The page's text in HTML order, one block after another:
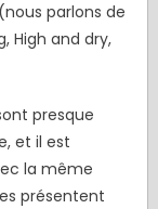
parlons de
High and dry,
presque
et il est
la même
présentent